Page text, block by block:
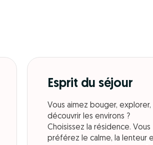
Esprit du séjour
Vous aimez bouger, explorer,
découvrir les environs ?
Choisissez la résidence. Vous
préférez le calme, la lenteur